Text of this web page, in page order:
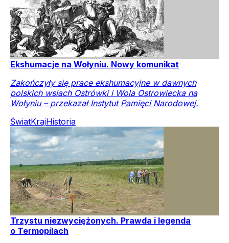
Ekshumacje na Wołyniu. Nowy komunikat
Zakończyły się prace ekshumacyjne w dawnych
polskich wsiach Ostrówki i Wola Ostrowiecka na
Wołyniu – przekazał Instytut Pamięci Narodowej.
ŚwiatKrajHistoria
Trzystu niezwyciężonych. Prawda i legenda
o Termopilach